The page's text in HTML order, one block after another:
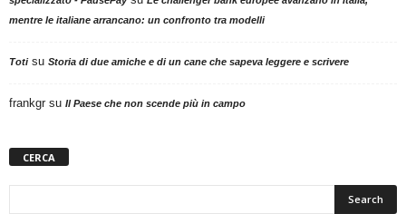
mentre le italiane arrancano: un confronto tra modelli
Totisu Storia di due amiche e di un cane che sapeva leggere e scrivere
frankgr su Il Paese che non scende più in campo
CERCA